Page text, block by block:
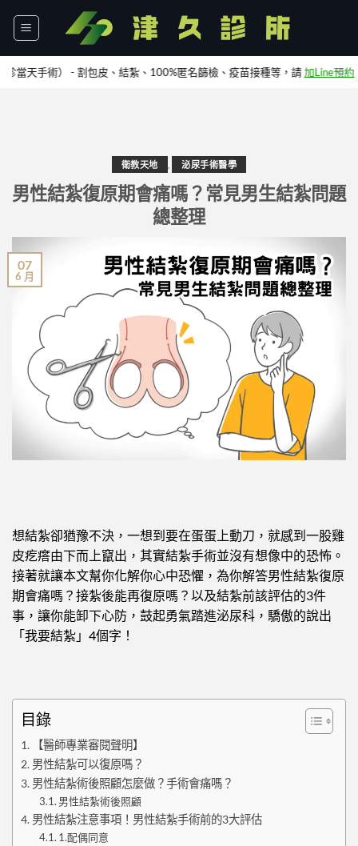
- 割包皮、結紮、100%匿名篩檢、疫苗接種等，請加Line預約
衛教天地 泌尿手術醫學
男性結紮復原期會痛嗎？常見男生結紮問題
總整理
07
6 月
想結紮卻猶豫不決，一想到要在蛋蛋上動刀，就感到一股雞
皮疙瘩由下而上竄出，其實結紮手術並沒有想像中的恐怖。
接著就讓本文幫你化解你心中恐懼，為你解答男性結紮復原
期會痛嗎？接紮後能再復原嗎？以及結紮前該評估的3件
事，讓你能卸下心防，鼓起勇氣踏進泌尿科，驕傲的說出
「我要結紮」4個字！
目錄
【醫師專業審閱聲明】
男性結紮可以復原嗎？
男性結紮術後照顧怎麼做？手術會痛嗎？
男性結紮術後照顧
男性結紮注意事項！男性結紮手術前的3大評估
1.配偶同意